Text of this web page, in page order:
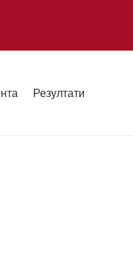
Резултати